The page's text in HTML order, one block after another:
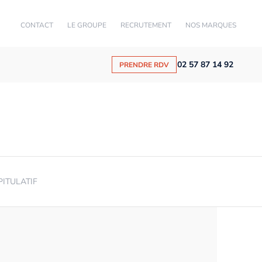
CONTACT LE GROUPE RECRUTEMENT NOS MARQUES
PRENDRE RDV 02 57 87 14 92